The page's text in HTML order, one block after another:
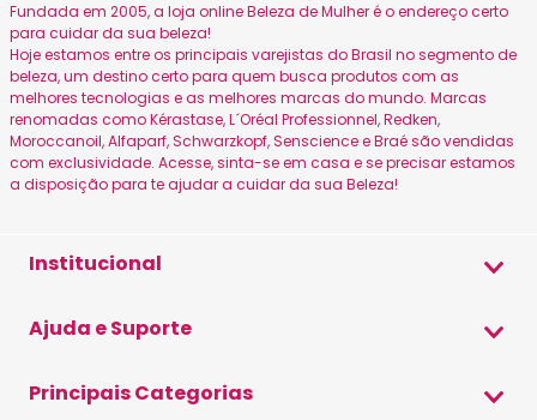
Fundada em 2005, a loja online Beleza de Mulher é o endereço certo
para cuidar da sua beleza!
Hoje estamos entre os principais varejistas do Brasil no segmento de
beleza, um destino certo para quem busca produtos com as
melhores tecnologias e as melhores marcas do mundo. Marcas
renomadas como Kérastase, L´Oréal Professionnel, Redken,
Moroccanoil, Alfaparf, Schwarzkopf, Senscience e Braé são vendidas
com exclusividade. Acesse, sinta-se em casa e se precisar estamos
a disposição para te ajudar a cuidar da sua Beleza!
Institucional
Política de Privacidade
Ajuda e Suporte
Principais Categorias